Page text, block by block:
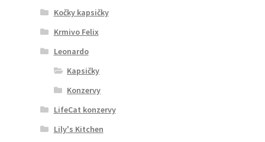
Kočky kapsičky
Krmivo Felix
Leonardo
Kapsičky
Konzervy
LifeCat konzervy
Lily's Kitchen